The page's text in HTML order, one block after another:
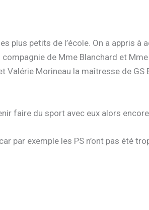
plus petits de l’école. On a appris à
de Mme Blanchard et
Morineau la maîtresse de
faire du sport avec eux alors encore
par exemple les PS n’ont pas été